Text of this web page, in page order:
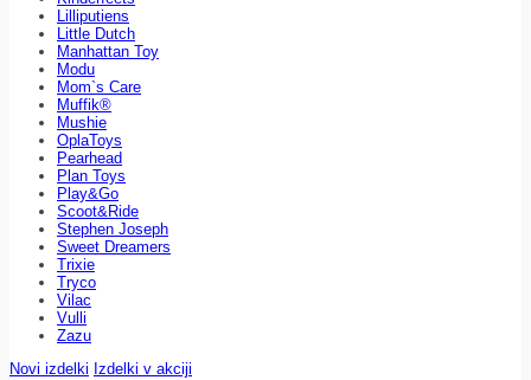
Lilliputiens
Little Dutch
Manhattan Toy
Modu
Mom`s Care
Muffik®
Mushie
OplaToys
Pearhead
Plan Toys
Play&Go
Scoot&Ride
Stephen Joseph
Sweet Dreamers
Trixie
Tryco
Vilac
Vulli
Zazu
Novi izdelki Izdelki v akciji